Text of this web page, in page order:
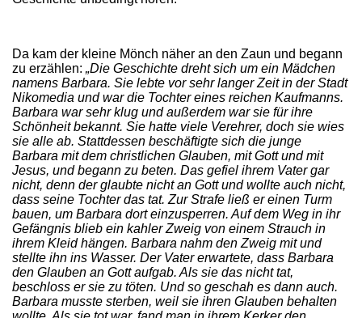
Da kam der kleine Mönch näher an den Zaun und begann
zu erzählen: „Die Geschichte dreht sich um ein Mädchen
namens Barbara. Sie lebte vor sehr langer Zeit in der Stadt
Nikomedia und war die Tochter eines reichen Kaufmanns.
Barbara war sehr klug und außerdem war sie für ihre
Schönheit bekannt. Sie hatte viele Verehrer, doch sie wies
sie alle ab. Stattdessen beschäftigte sich die junge
Barbara mit dem christlichen Glauben, mit Gott und mit
Jesus, und begann zu beten. Das gefiel ihrem Vater gar
nicht, denn der glaubte nicht an Gott und wollte auch nicht,
dass seine Tochter das tat. Zur Strafe ließ er einen Turm
bauen, um Barbara dort einzusperren. Auf dem Weg in ihr
Gefängnis blieb ein kahler Zweig von einem Strauch in
ihrem Kleid hängen. Barbara nahm den Zweig mit und
stellte ihn ins Wasser. Der Vater erwartete, dass Barbara
den Glauben an Gott aufgab. Als sie das nicht tat,
beschloss er sie zu töten. Und so geschah es dann auch.
Barbara musste sterben, weil sie ihren Glauben behalten